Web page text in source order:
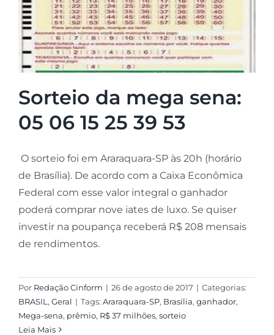
Sorteio da mega sena:
05 06 15 25 39 53
O sorteio foi em Araraquara-SP às 20h (horário
de Brasília). De acordo com a Caixa Econômica
Federal com esse valor integral o ganhador
poderá comprar nove iates de luxo. Se quiser
investir na poupança receberá R$ 208 mensais
de rendimentos.
Por Redação Cinform | 26 de agosto de 2017 | Categorias:
BRASIL , Geral | Tags: Araraquara-SP, Brasília, ganhador,
Mega-sena, prêmio, R$ 37 milhões, sorteio
Leia Mais